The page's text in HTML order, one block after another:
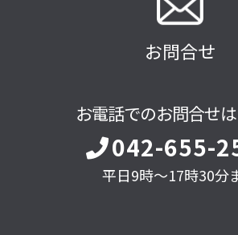
お問合せ
お電話でのお問合せ
042-655-
平日9時～17時30分